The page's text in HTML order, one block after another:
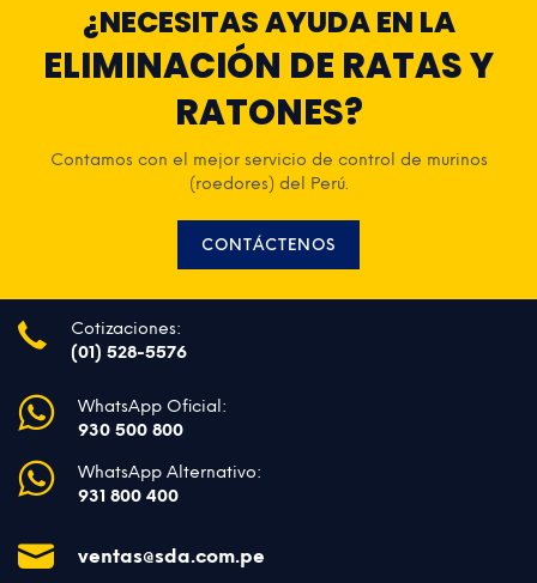
¿NECESITAS AYUDA EN LA
ELIMINACIÓN DE RATAS Y
RATONES?
Contamos con el mejor servicio de control de murinos
(roedores) del Perú.
CONTÁCTENOS
Cotizaciones:
(01) 528-5576
WhatsApp Oficial:
930 500 800
WhatsApp Alternativo:
931 800 400
ventas@sda.com.pe